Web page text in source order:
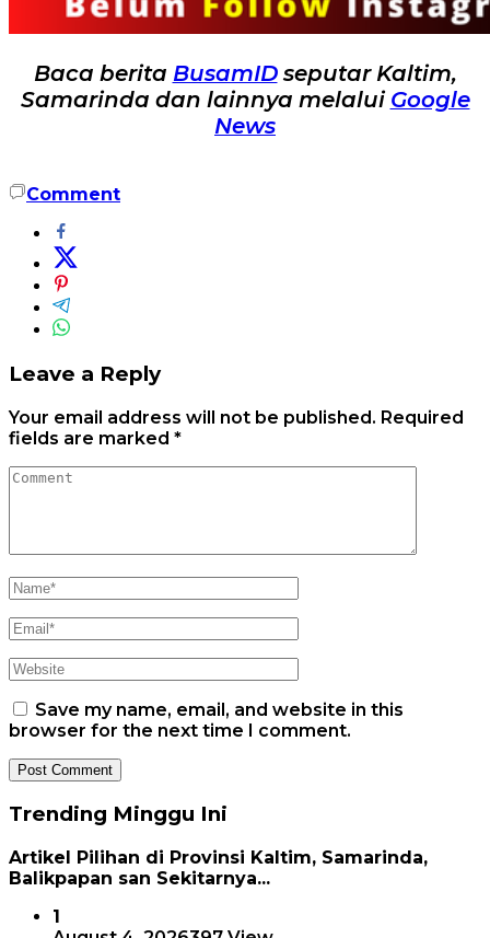
Baca berita BusamIDseputar Kaltim,
Samarinda dan lainnya melalui Google
News
Comment
Leave a Reply
Your email address will not be published. Required
fields are marked *
Save my name, email, and website in this
browser for the next time I comment.
Trending Minggu Ini
Artikel Pilihan di Provinsi Kaltim, Samarinda,
Balikpapan san Sekitarnya...
1